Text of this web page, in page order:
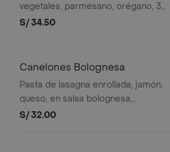
vegetales, parmesano, orégano, 3
unidades de pan al ajo.
S/ 34.50
Canelones Bolognesa
Pasta de lasagna enrollada, jamón,
queso, en salsa bolognesa,
parmesano y orégano, 3 unidades de
S/ 32.00